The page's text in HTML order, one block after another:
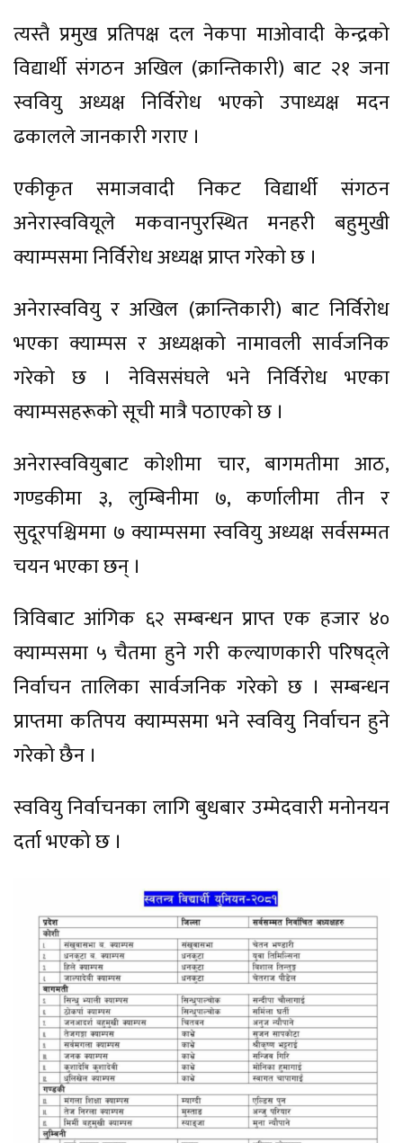
त्यस्तै प्रमुख प्रतिपक्ष दल नेकपा माओवादी केन्द्रको
विद्यार्थी संगठन अखिल (क्रान्तिकारी) बाट २१ जना
स्ववियु अध्यक्ष निर्विरोध भएको उपाध्यक्ष मदन
ढकालले जानकारी गराए ।
एकीकृत समाजवादी निकट विद्यार्थी संगठन
अनेरास्ववियूले मकवानपुरस्थित मनहरी बहुमुखी
क्याम्पसमा निर्विरोध अध्यक्ष प्राप्त गरेको छ ।
अनेरास्ववियु र अखिल (क्रान्तिकारी) बाट निर्विरोध
भएका क्याम्पस र अध्यक्षको नामावली सार्वजनिक
गरेको छ । नेविससंघले भने निर्विरोध भएका
क्याम्पसहरूको सूची मात्रै पठाएको छ ।
अनेरास्ववियुबाट कोशीमा चार, बागमतीमा आठ,
गण्डकीमा ३, लुम्बिनीमा ७, कर्णालीमा तीन र
सुदूरपश्चिममा ७ क्याम्पसमा स्ववियु अध्यक्ष सर्वसम्मत
चयन भएका छन् ।
त्रिविबाट आंगिक ६२ सम्बन्धन प्राप्त एक हजार ४०
क्याम्पसमा ५ चैतमा हुने गरी कल्याणकारी परिषद्ले
निर्वाचन तालिका सार्वजनिक गरेको छ । सम्बन्धन
प्राप्तमा कतिपय क्याम्पसमा भने स्ववियु निर्वाचन हुने
गरेको छैन ।
स्ववियु निर्वाचनका लागि बुधबार उम्मेदवारी मनोनयन
दर्ता भएको छ ।